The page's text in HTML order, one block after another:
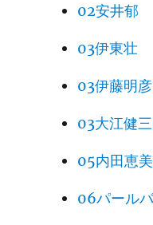
02安井郁
03伊東壮
03伊藤明彦
03大江健
05内田恵
06パール